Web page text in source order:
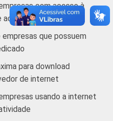
e
e
com acesso à
acesso
que possuem
para download
de internet
usando a internet